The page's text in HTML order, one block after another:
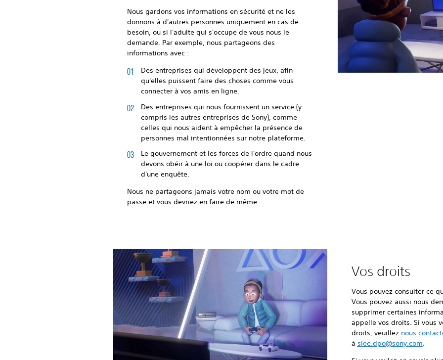
Nous gardons vos informations en sécurité et ne les
donnons à d'autres personnes uniquement en cas de
besoin, ou si l'adulte qui s'occupe de vous nous le
demande. Par exemple, nous partageons des
informations avec :
Des entreprises qui développent des jeux, afin
qu'elles puissent faire des choses comme vous
connecter à vos amis en ligne.
Des entreprises qui nous fournissent un service (y
compris les autres entreprises de Sony), comme
celles qui nous aident à empêcher la présence de
personnes mal intentionnées sur notre plateforme.
Le gouvernement et les forces de l'ordre quand nous
devons obéir à une loi ou coopérer dans le cadre
d'une enquête.
Nous ne partageons jamais votre nom ou votre mot de
passe et vous devriez en faire de même.
Vos droits
Vous pouvez consulter ce
Vous pouvez aussi nous
supprimer certaines
appelle vos droits. Si vous
droits, veuillez nous
à siee.dpo@sony.com.